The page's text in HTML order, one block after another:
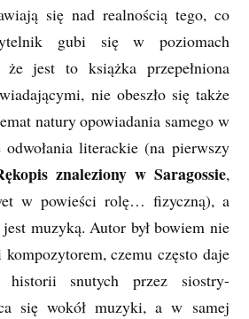
się nad realnością tego, co
gubi się w poziomach
jest to książka przepełniona
nie obeszło się także
natury opowiadania samego w
literackie (na pierwszy
znaleziony w Saragossie,
w powieści rolę… fizyczną), a
jest muzyką. Autor był bowiem nie
czemu często daje
historii snutych przez siostry-
się wokół muzyki, a w samej